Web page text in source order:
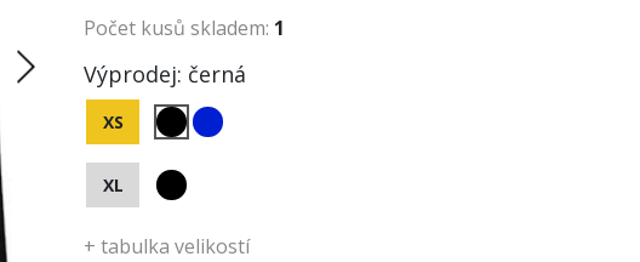
Počet kusů skladem: 1
Výprodej: černá
XS
XL
+ tabulka velikostí